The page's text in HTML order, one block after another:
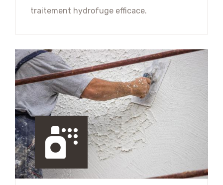
traitement hydrofuge efficace.